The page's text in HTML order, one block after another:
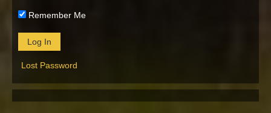
Remember Me
Lost Password